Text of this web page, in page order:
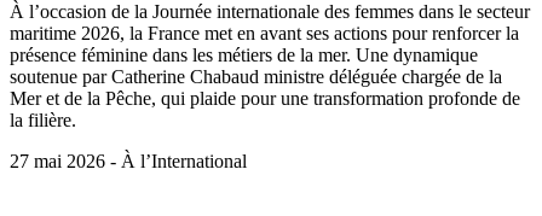
À l’occasion de la Journée internationale des femmes dans le secteur
maritime 2026, la France met en avant ses actions pour renforcer la
présence féminine dans les métiers de la mer. Une dynamique
soutenue par Catherine Chabaud ministre déléguée chargée de la
Mer et de la Pêche, qui plaide pour une transformation profonde de
la filière.
27 mai 2026 - À l’International